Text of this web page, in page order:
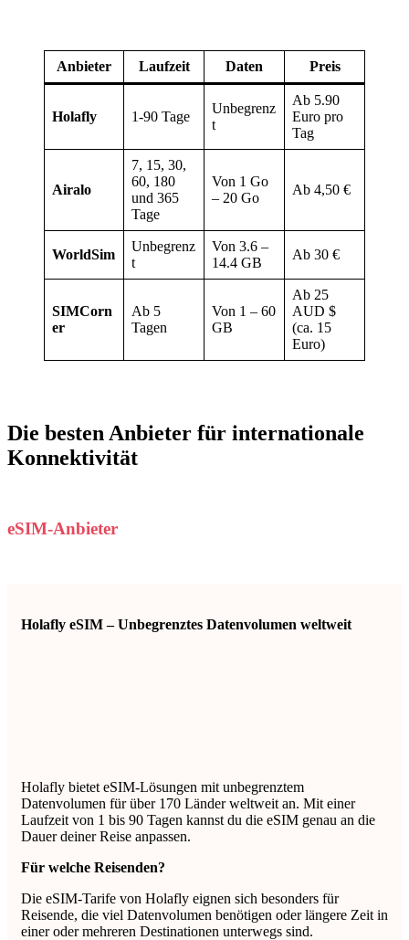
Anbieter Laufzeit Daten Preis
Holafly 1-90 Tage
Unbegrenz
t
Ab 5.90
Euro pro
Tag
Airalo
7, 15, 30,
60, 180
und 365
Tage
Von 1 Go
– 20 Go
Ab 4,50 €
WorldSim
Unbegrenz
t
Von 3.6 –
14.4 GB
Ab 30 €
SIMCorn
er
Ab 5
Tagen
Von 1 – 60
GB
Ab 25
AUD $
(ca. 15
Euro)
Die besten Anbieter für internationale
Konnektivität
eSIM-Anbieter
Holafly eSIM – Unbegrenztes Datenvolumen weltweit
Holafly bietet eSIM-Lösungen mit unbegrenztem
Datenvolumen für über 170 Länder weltweit an. Mit einer
Laufzeit von 1 bis 90 Tagen kannst du die eSIM genau an die
Dauer deiner Reise anpassen.
Für welche Reisenden?
Die eSIM-Tarife von Holafly eignen sich besonders für
Reisende, die viel Datenvolumen benötigen oder längere Zeit in
einer oder mehreren Destinationen unterwegs sind.